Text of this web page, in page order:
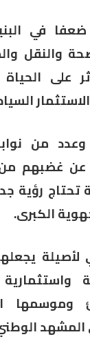
في
والنقل
على الحياة
من
غضبهم
تحتاج رؤية
الكبرى.
لأصيلة
وموسمها
المشهد